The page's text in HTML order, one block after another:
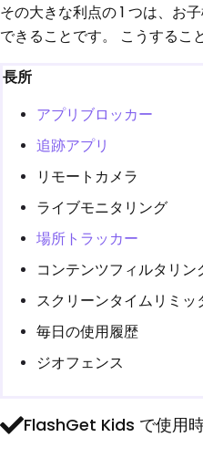
その大きな利点の 1 つは、お
できることです。 こうするこ
長所
アプリブロッカー
追跡アプリ
リモートカメラ
ライブモニタリング
場所トラッカー
コンテンツフィルタリン
スクリーンタイムリミッ
毎日の使用履歴
ジオフェンス
FlashGet Kids で使用